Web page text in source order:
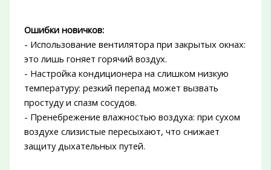
Ошибки новичков:
- Использование вентилятора при закрытых окнах:
это лишь гоняет горячий воздух.
- Настройка кондиционера на слишком низкую
температуру: резкий перепад может вызвать
простуду и спазм сосудов.
- Пренебрежение влажностью воздуха: при сухом
воздухе слизистые пересыхают, что снижает
защиту дыхательных путей.